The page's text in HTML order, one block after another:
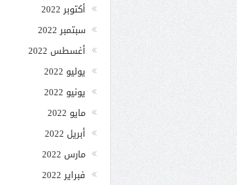
أكتوبر 2022
سبتمبر 2022
أغسطس 2022
يوليو 2022
يونيو 2022
مايو 2022
أبريل 2022
مارس 2022
فبراير 2022